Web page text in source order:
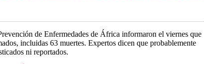
de Enfermedades de África informaron el viernes que
incluidas 63 muertes. Expertos dicen que probablemente
ni reportados.